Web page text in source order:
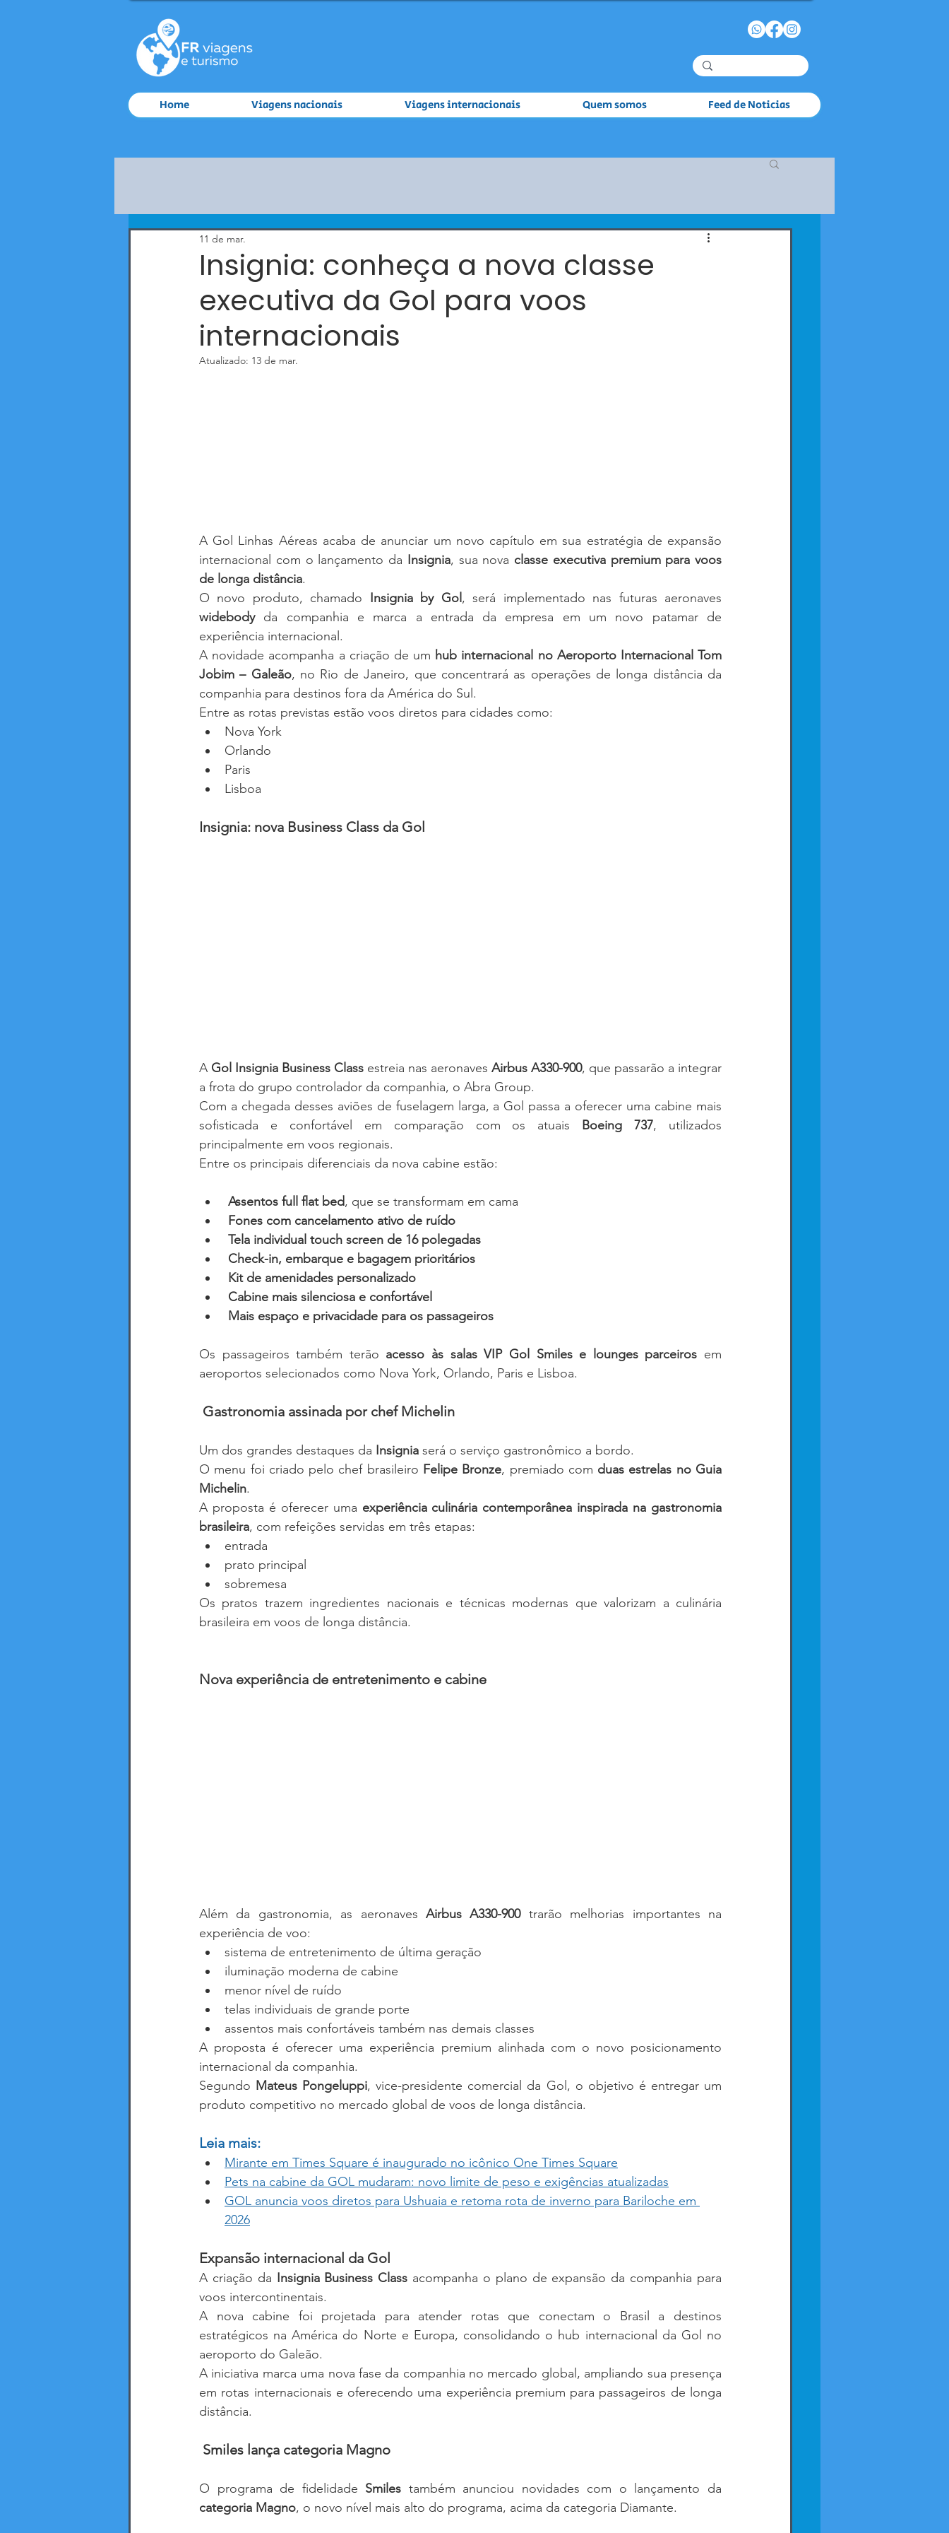
Home Viagens nacionais Viagens internacionais Quem somos Feed de Noticias
Insignia: conheça a nova classe
executiva da Gol para voos
internacionais
11 de mar.
Atualizado: 13 de mar.
A Gol Linhas Aéreas acaba de anunciar um novo capítulo em sua estratégia de expansão
internacional com o lançamento da Insignia, sua nova classe executiva premium para voos
de longa distância.
O novo produto, chamado Insignia by Gol
widebody da companhia e marca a entrada da empresa em um novo patamar de
experiência internacional.
A novidade acompanha a criação de um hub internacional no Aeroporto Internacional Tom
Jobim – Galeão, no Rio de Janeiro, que concentrará as operações de longa distância da
companhia para destinos fora da América do Sul.
Entre as rotas previstas estão voos diretos para cidades como:
Nova York
Orlando
Paris
Lisboa
Insignia: nova Business Class da Gol
A Gol Insignia Business Class estreia nas aeronaves Airbus A330-900, que passarão a integrar
a frota do grupo controlador da companhia, o Abra Group.
Com a chegada desses aviões de fuselagem larga, a Gol passa a oferecer uma cabine mais
sofisticada e confortável em comparação com os atuais Boeing 737, utilizados
principalmente em voos regionais.
Entre os principais diferenciais da nova cabine estão:
Assentos full flat bed, que se transformam em cama
Fones com cancelamento ativo de ruído
Tela individual touch screen de 16 polegadas
Check-in, embarque e bagagem prioritários
Kit de amenidades personalizado
Cabine mais silenciosa e confortável
Mais espaço e privacidade para os passageiros
Os passageiros também terão acesso às salas VIP Gol Smiles e lounges parceiros em
aeroportos selecionados como Nova York, Orlando, Paris e Lisboa.
Gastronomia assinada por chef Michelin
Um dos grandes destaques da Insignia será o serviço gastronômico a bordo.
O menu foi criado pelo chef brasileiro Felipe Bronze, premiado com duas estrelas no Guia
Michelin.
A proposta é oferecer uma experiência culinária contemporânea inspirada na gastronomia
brasileira, com refeições servidas em três etapas:
entrada
prato principal
sobremesa
Os pratos trazem ingredientes nacionais e técnicas modernas que valorizam a culinária
brasileira em voos de longa distância.
Nova experiência de entretenimento e cabine
Além da gastronomia, as aeronaves Airbus A330-900 trarão melhorias importantes na
experiência de voo:
sistema de entretenimento de última geração
iluminação moderna de cabine
menor nível de ruído
telas individuais de grande porte
assentos mais confortáveis também nas demais classes
A proposta é oferecer uma experiência premium alinhada com o novo posicionamento
internacional da companhia.
Segundo Mateus Pongeluppi, vice-presidente comercial da Gol, o objetivo é entregar um
produto competitivo no mercado global de voos de longa distância.
Leia mais:
Mirante em Times Square é inaugurado no icônico One Times Square
Pets na cabine da GOL mudaram: novo limite de peso e exigências atualizadas
GOL anuncia voos diretos para Ushuaia e retoma rota de inverno para Bariloche em
2026
Expansão internacional da Gol
A criação da Insignia Business Class acompanha o plano de expansão da companhia para
voos intercontinentais.
A nova cabine foi projetada para atender rotas que conectam o Brasil a destinos
estratégicos na América do Norte e Europa, consolidando o hub internacional da Gol no
aeroporto do Galeão.
A iniciativa marca uma nova fase da companhia no mercado global, ampliando sua presença
em rotas internacionais e oferecendo uma experiência premium para passageiros de longa
distância.
Smiles lança categoria Magno
O programa de fidelidade Smiles
categoria Magno, o novo nível mais alto do programa, acima da categoria Diamante.